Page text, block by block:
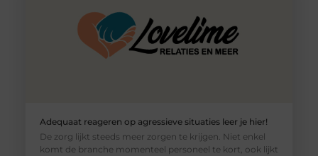
Adequaat reageren op agressieve situaties leer je hier!
De zorg lijkt steeds meer zorgen te krijgen. Niet enkel
komt de branche momenteel personeel te kort, ook lijkt